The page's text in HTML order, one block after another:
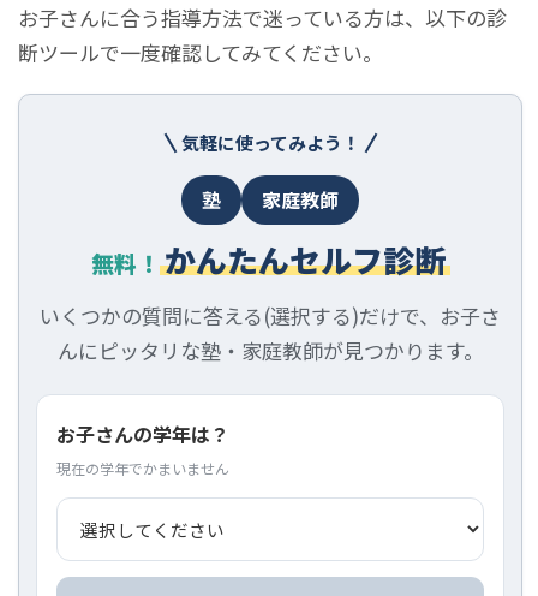
お子さんに合う指導方法で迷っている方は、以下の診
断ツールで一度確認してみてください。
気軽に使ってみよう！
塾 家庭教師
無料！ かんたんセルフ診断
いくつかの質問に答える(選択する)だけで、お子さ
んにピッタリな塾・家庭教師が見つかります。
お子さんの学年は？
現在の学年でかまいません